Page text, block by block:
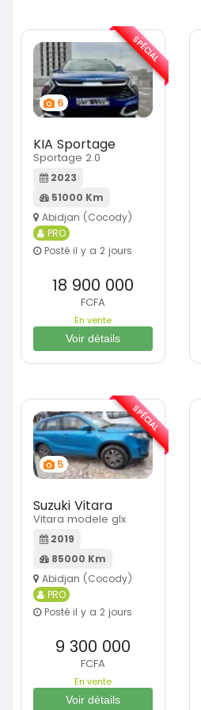
6
KIA Sportage
Sportage 2.0
2023
51000 Km
Abidjan (Cocody)
PRO
Posté il y a 2 jours
18 900 000
FCFA
En vente
Voir détails
SPÉCIAL
5
Suzuki Vitara
Vitara modele glx
2019
85000 Km
Abidjan (Cocody)
PRO
Posté il y a 2 jours
9 300 000
FCFA
En vente
Voir détails
SPÉCIAL